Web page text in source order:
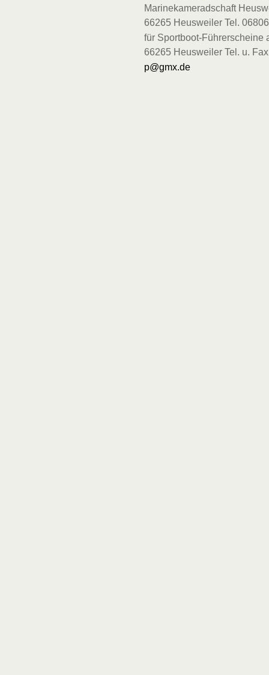
Marinekameradschaft
66265 Heusweiler Tel.
für Sportboot-Führerscheine
66265 Heusweiler Tel. u.
p@gmx.de